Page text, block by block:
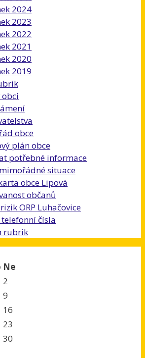
2024
2023
2022
2021
2020
2019
obci
obce
plán obce
potřebné informace
situace
obce Lipová
občanů
ORP Luhačovice
čísla
rubrik
Ne
2
9
16
23
30